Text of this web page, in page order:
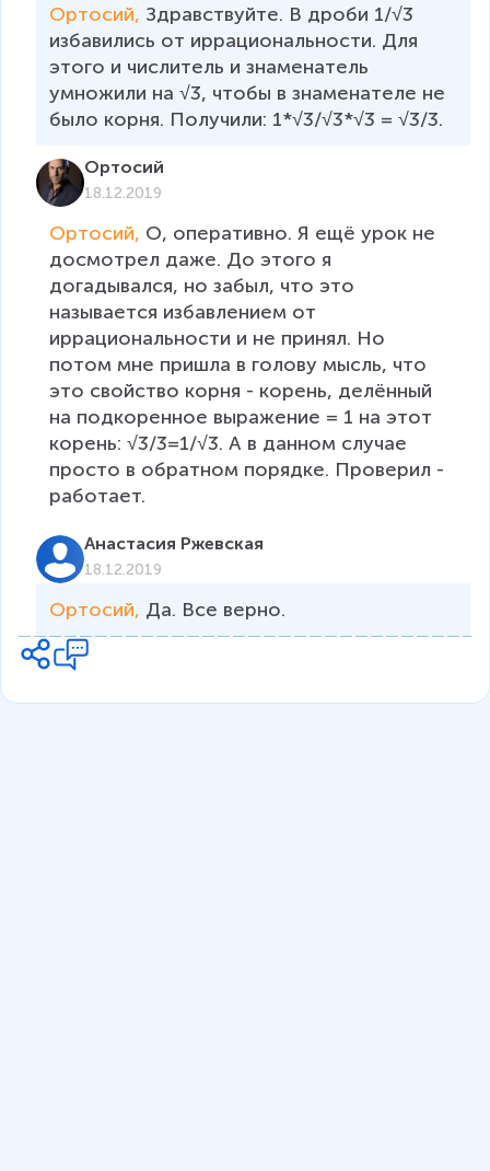
Ортосий, Здравствуйте. В дроби 1/√3
избавились от иррациональности. Для
этого и числитель и знаменатель
умножили на √3, чтобы в знаменателе не
было корня. Получили: 1*√3/√3*√3 = √3/3.
Ортосий
18.12.2019
Ортосий, О, оперативно. Я ещё урок не
досмотрел даже. До этого я
догадывался, но забыл, что это
называется избавлением от
иррациональности и не принял. Но
потом мне пришла в голову мысль, что
это свойство корня - корень, делённый
на подкоренное выражение = 1 на этот
корень: √3/3=1/√3. А в данном случае
просто в обратном порядке. Проверил -
работает.
Анастасия Ржевская
18.12.2019
Ортосий, Да. Все верно.